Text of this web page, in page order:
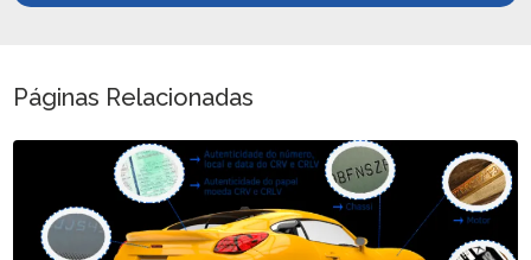
Páginas Relacionadas